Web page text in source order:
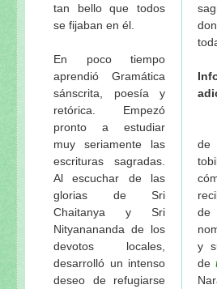
tan bello que todos
se fijaban en él.
En poco tiempo
aprendió Gramática
sánscrita, poesía y
retórica. Empezó
pronto a estudiar
muy seriamente las
escrituras sagradas.
Al escuchar de las
glorias de Sri
Chaitanya y Sri
Nityanananda de los
devotos locales,
desarrolló un intenso
deseo de refugiarse
de
y
de